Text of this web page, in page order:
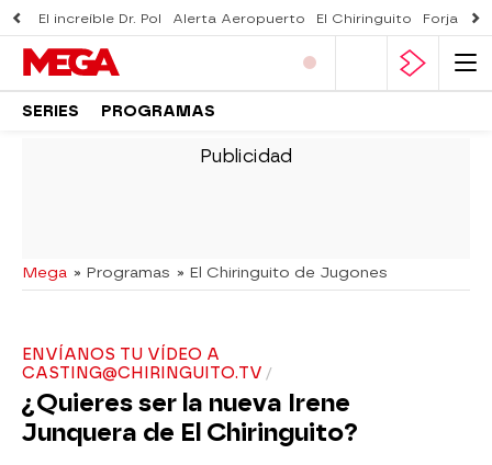
El increíble Dr. Pol Alerta Aeropuerto El Chiringuito Forjado
SERIES PROGRAMAS
Mega » Programas » El Chiringuito de Jugones
ENVÍANOS TU VÍDEO A
CASTING@CHIRINGUITO.TV
¿Quieres ser la nueva Irene
Junquera de El Chiringuito?